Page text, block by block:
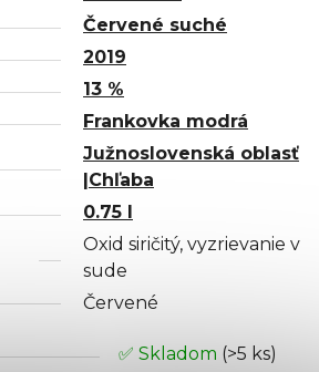
Červené suché
2019
13 %
Frankovka modrá
Južnoslovenská oblasť
|Chľaba
0.75 l
Oxid siričitý, vyzrievanie v
sude
Červené
✅ Skladom (>5 ks)